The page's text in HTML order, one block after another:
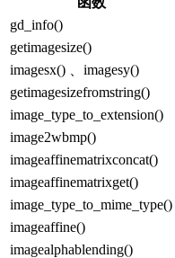
gd_info()
getimagesize()
imagesx() 、imagesy()
getimagesizefromstring()
image_type_to_extension()
image2wbmp()
imageaffinematrixconcat()
imageaffinematrixget()
image_type_to_mime_type()
imageaffine()
imagealphablending()